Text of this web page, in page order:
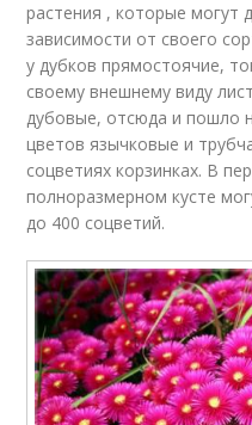
растения , которые могут
зависимости от своего
у дубков прямостоячие,
своему внешнему виду
дубовые, отсюда и пошло
цветов язычковые и
соцветиях корзинках. В
полноразмерном кусте
до 400 соцветий.